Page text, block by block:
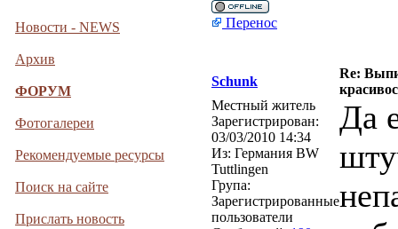
Новости - NEWS
Архив
ФОРУМ
Фотогалереи
Рекомендуемые ресурсы
Поиск на сайте
Прислать новость
Перенос
Schunk
Re:
Местный житель
Зарегистрирован:
03/03/2010 14:34
Из: Германия BW
Tuttlingen
Група:
Зарегистрированные
пользователи
Да